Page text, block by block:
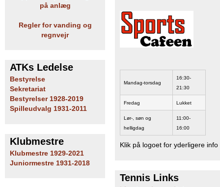
på anlæg
Regler for vanding og
regnvejr
ATKs Ledelse
Bestyrelse
Sekretariat
Bestyrelser 1928-2019
Spilleudvalg 1931-2011
Klubmestre
Klubmestre 1929-2021
Juniormestre 1931-2018
Mandag-torsdag
16:30-
21:30
Fredag Lukket
Lør-, søn og
helligdag
11:00-
16:00
Klik på logoet for yderligere info
Tennis Links